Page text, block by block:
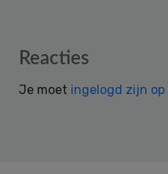
Reader
Reacties
Je moet ingelogd zijn op